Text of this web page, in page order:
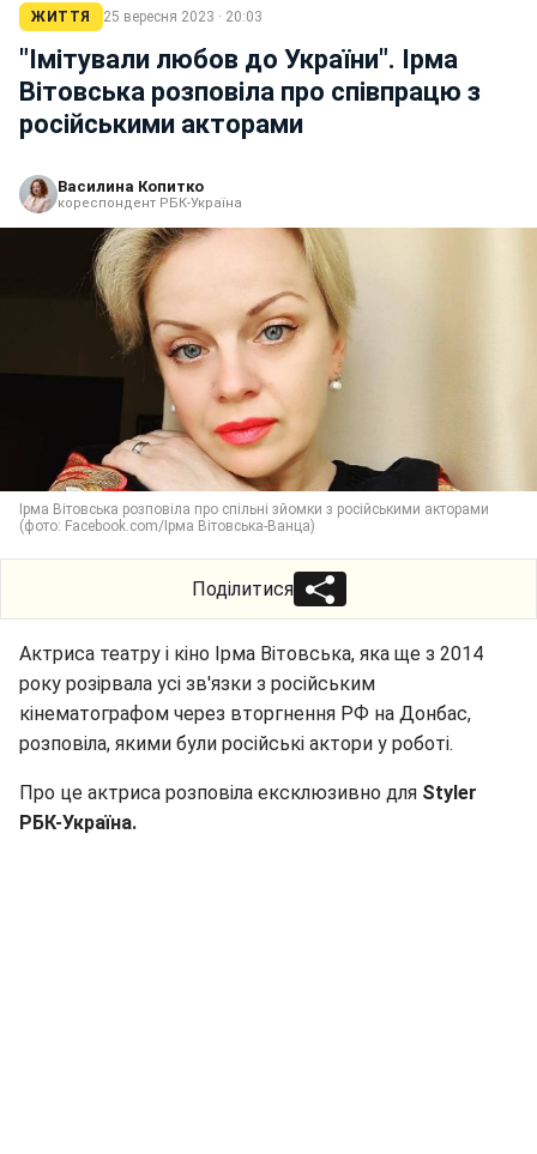
ЖИТТЯ 25 вересня 2023 · 20:03
"Імітували любов до України". Ірма
Вітовська розповіла про співпрацю з
російськими акторами
Василина Копитко
кореспондент РБК-Україна
Ірма Вітовська розповіла про спільні зйомки з російськими акторами
(фото: Facebook.com/Ірма Вітовська-Ванца)
Поділитися
Актриса театру і кіно Ірма Вітовська, яка ще з 2014
року розірвала усі зв'язки з російським
кінематографом через вторгнення РФ на Донбас,
розповіла, якими були російські актори у роботі.
Про це актриса розповіла ексклюзивно для Styler
РБК-Україна.